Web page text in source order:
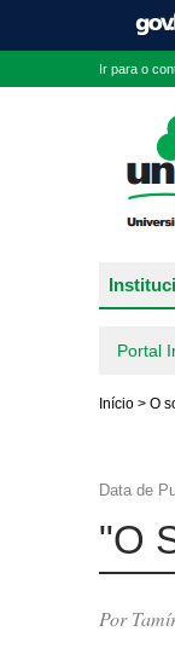
Ir para o
Portal
Início > O
Data de
"O
Por